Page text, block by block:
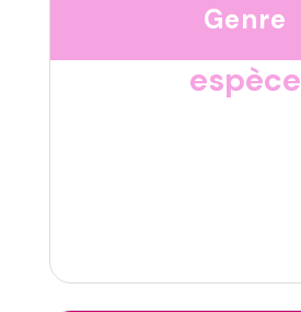
Genre
espèce